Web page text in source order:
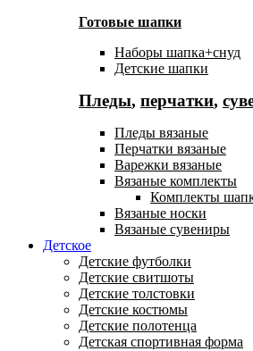
Готовые шапки
Наборы шапка+снуд
Детские шапки
Пледы, перчатки,
Пледы вязаные
Перчатки вязаные
Варежки вязаные
Вязаные комплекты
Комплекты
Вязаные носки
Вязаные сувениры
Детское
Детские футболки
Детские свитшоты
Детские толстовки
Детские костюмы
Детские полотенца
Детская спортивная форма